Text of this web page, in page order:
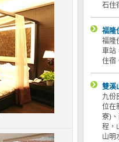
石住
福隆
福隆
車站
住宿
雙溪
九份
位在
寮)
程，
山明